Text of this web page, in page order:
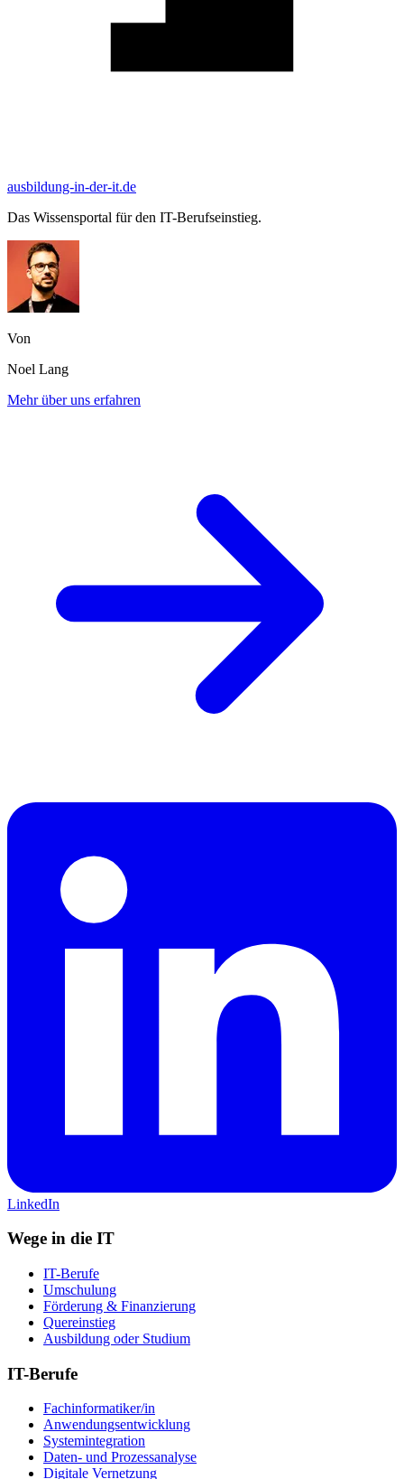
ausbildung-in-der-it.de
Das Wissensportal für den IT-Berufseinstieg.
Von
Noel Lang
Mehr über uns erfahren
LinkedIn
Wege in die IT
IT-Berufe
Umschulung
Förderung & Finanzierung
Quereinstieg
Ausbildung oder Studium
IT-Berufe
Fachinformatiker/in
Anwendungsentwicklung
Systemintegration
Daten- und Prozessanalyse
Digitale Vernetzung